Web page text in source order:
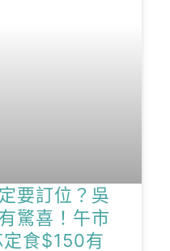
要訂位？吳
驚喜！午市
食$150有